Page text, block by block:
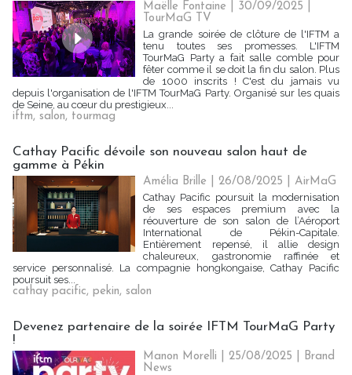
Maëlle Fontaine | 30/09/2025
TourMaG TV
La grande soirée de clôture de l'IFTM a
tenu toutes ses promesses. L'IFTM
TourMaG Party a fait salle comble pour
fêter comme il se doit la fin du salon. Plus
de 1000 inscrits ! C'est du jamais vu
depuis l'organisation de l'IFTM TourMaG Party. Organisé sur les quais
de Seine, au cœur du prestigieux...
iftm, salon, tourmag
Cathay Pacific dévoile son nouveau salon haut de
gamme à Pékin
Amélia Brille | 26/08/2025 |AirMaG
Cathay Pacific poursuit la modernisation
de ses espaces premium avec la
réouverture de son salon de l’Aéroport
International de Pékin-Capitale.
Entièrement repensé, il allie design
chaleureux, gastronomie raffinée et
service personnalisé. La compagnie hongkongaise, Cathay Pacific
poursuit ses...
cathay pacific, pekin, salon
Devenez partenaire de la soirée IFTM TourMaG Party
!
Manon Morelli | 25/08/2025
Brand
News